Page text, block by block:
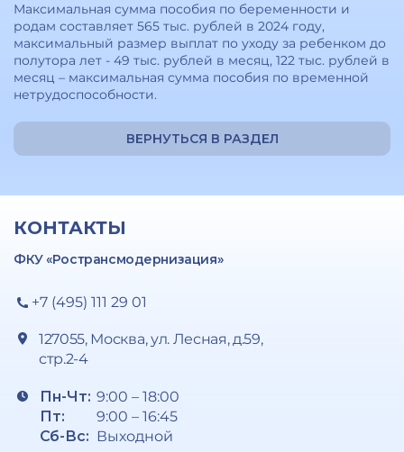
Максимальная сумма пособия по беременности и
родам составляет 565 тыс. рублей в 2024 году,
максимальный размер выплат по уходу за ребенком до
полутора лет - 49 тыс. рублей в месяц, 122 тыс. рублей в
месяц – максимальная сумма пособия по временной
нетрудоспособности.
ВЕРНУТЬСЯ В РАЗДЕЛ
КОНТАКТЫ
ФКУ «Ространсмодернизация»
+7 (495) 111 29 01
127055, Москва, ул. Лесная, д.59,
стр.2-4
Пн-Чт:
Пт:
Сб-Вс:
9:00 – 18:00
9:00 – 16:45
Выходной